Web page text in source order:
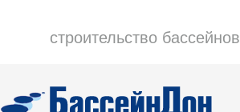
строительство бассейнов